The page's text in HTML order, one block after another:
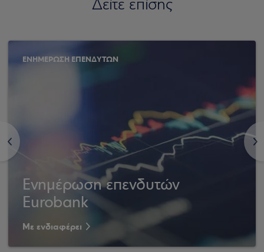
Δείτε επίσης
<
ΕΝΗΜΕΡΩΣΗ ΕΠΕΝΔΥΤΩΝ
Ενημέρωση επενδυτών
Eurobank
Με ενδιαφέρει
>